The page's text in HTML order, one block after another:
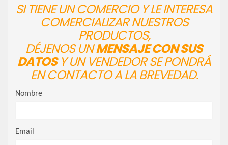
SI TIENE UN COMERCIO Y LE INTERESA
COMERCIALIZAR NUESTROS
PRODUCTOS,
DÉJENOS UNMENSAJE CON SUS
DATOSY UN VENDEDOR SE PONDRÁ
EN CONTACTO A LA BREVEDAD.
Nombre
Email